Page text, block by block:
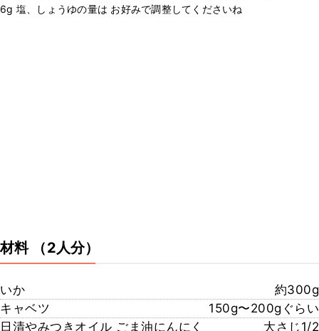
6g 塩、しょうゆの量は お好みで調整してくださいね
材料 （2人分）
いか
約300g
キャベツ
150g〜200gぐらい
日清やみつきオイル ごま油にんにく
大さじ1/2